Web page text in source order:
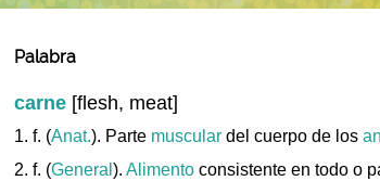
Palabra
carne [flesh, meat]
1. f. (Anat.). Parte muscular del cuerpo de los
2. f. (General ). Alimento consistente en todo o